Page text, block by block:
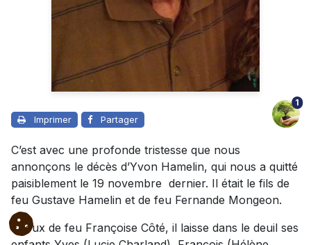
Imprimer Partager
1
C’est avec une profonde tristesse que nous
annonçons le décès d’Yvon Hamelin, qui nous a quitté
paisiblement le 19 novembre dernier. Il était le fils de
feu Gustave Hamelin et de feu Fernande Mongeon.
Époux de feu Françoise Côté, il laisse dans le deuil ses